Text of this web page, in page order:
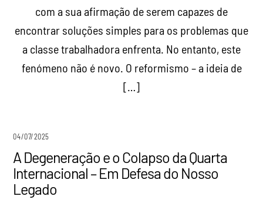
com a sua afirmação de serem capazes de
encontrar soluções simples para os problemas que
a classe trabalhadora enfrenta. No entanto, este
fenómeno não é novo. O reformismo – a ideia de
[…]
04/07/2025
A Degeneração e o Colapso da Quarta
Internacional – Em Defesa do Nosso
Legado